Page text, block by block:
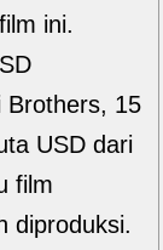
ini.
Brothers, 15
USD dari
film
diproduksi.